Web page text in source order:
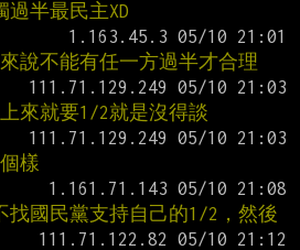
半最民主XD
說不能有任一方過半才合理
來就要1/2就是沒得談
樣
找國民黨支持自己的1/2，然後